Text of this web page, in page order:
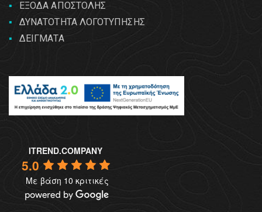
ΕΞΟΔΑ ΑΠΟΣΤΟΛΗΣ
ΔΥΝΑΤΟΤΗΤΑ ΛΟΓΟΤΥΠΗΣΗΣ
ΔΕΙΓΜΑΤΑ
ITREND.COMPANY
5.0
Με βάση 10 κριτικές